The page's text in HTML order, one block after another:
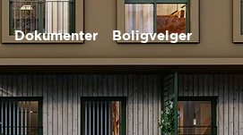
Dokumenter Boligvelger